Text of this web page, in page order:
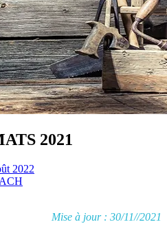
2021
2022
Mise à jour : 30/11//2021